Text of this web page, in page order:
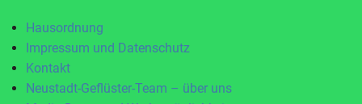
Hausordnung
Impressum und Datenschutz
Kontakt
Neustadt-Geflüster-Team – über uns